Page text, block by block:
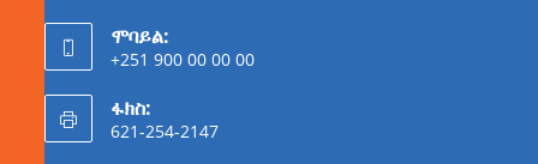
ሞባይል:
+251 900 00 00 00
ፋክስ:
621-254-2147